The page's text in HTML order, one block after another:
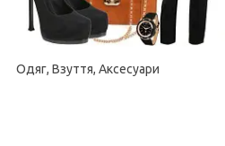
Одяг, Взуття, Аксесуари